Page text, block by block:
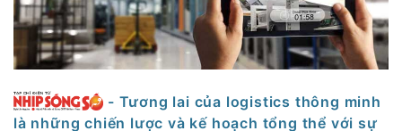
- Tương lai của logistics thông minh
là những chiến lược và kế hoạch tổng thể với sự